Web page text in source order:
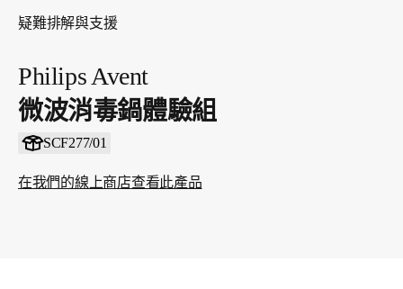
疑難排解與支援
Philips Avent
微波消毒鍋體驗組
SCF277/01
在我們的線上商店查看此產品